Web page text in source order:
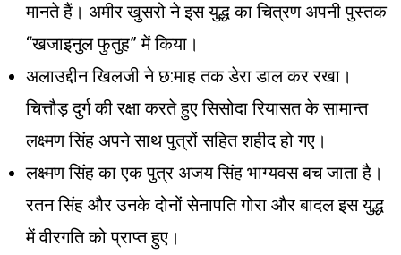
मानते हैं। अमीर खुसरो ने इस युद्ध का चित्रण अपनी पुस्तक
“खजाइनुल फुतुह” में किया।
अलाउद्दीन खिलजी ने छ:माह तक डेरा डाल कर रखा।
चित्तौड़ दुर्ग की रक्षा करते हुए सिसोदा रियासत के सामान्त
लक्ष्मण सिंह अपने साथ पुत्रों सहित शहीद हो गए।
लक्ष्मण सिंह का एक पुत्र अजय सिंह भाग्यवस बच जाता है।
रतन सिंह और उनके दोनों सेनापति गोरा और बादल इस युद्ध
में वीरगति को प्राप्त हुए।